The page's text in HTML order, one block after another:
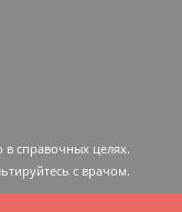
в справочных целях.
c врачом.